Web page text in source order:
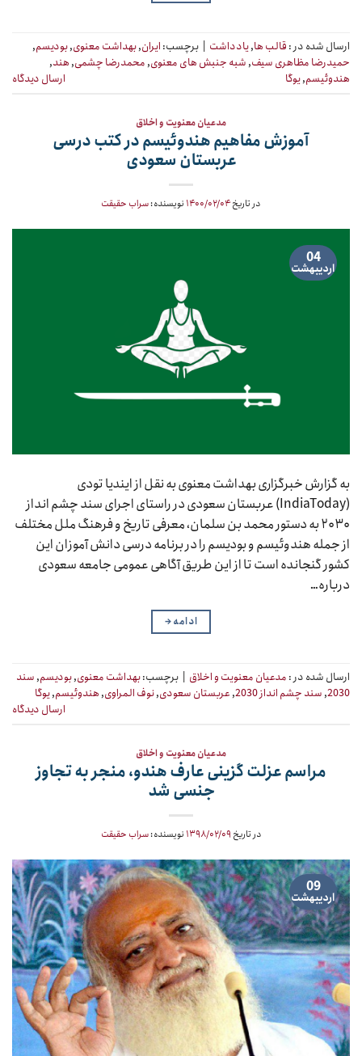
ارسال شده در : قالب ها,یادداشت | برچسب: ایران,بهداشت معنوی,بودیسم,
حمیدرضا مظاهری سیف, شبه جنبش های معنوی, محمدرضا چشمی, هند,
هندوئیسم,یوگا ارسال دیدگاه
مدعیان معنویت و اخلاق
آموزش مفاهیم هندوئیسم در کتب درسی
عربستان سعودی
در تاریخ۱۴۰۰/۰۲/۰۴ نویسنده:سراب حقیقت
04
اردیبهشت
به گزارش خبرگزاری بهداشت معنوی به نقل از ایندیا تودی
(IndiaToday) عربستان سعودی در راستای اجرای سند چشم انداز
۲۰۳۰ به دستور محمد بن سلمان، معرفی تاریخ و فرهنگ ملل مختلف
از جمله هندوئیسم و بودیسم را در برنامه درسی دانش آموزان این
کشور گنجانده است تا از این طریق آگاهی عمومی جامعه سعودی
درباره…
ادامه→
ارسال شده در : مدعیان معنویت و اخلاق | برچسب:بهداشت معنوی,بودیسم, سند
2030
, سند چشم انداز 2030 , عربستان سعودی,نوف المراوی, هندوئیسم,یوگا
ارسال دیدگاه
مدعیان معنویت و اخلاق
مراسم عزلت گزینی عارف هندو، منجر به تجاوز
جنسی شد
در تاریخ ۱۳۹۸/۰۲/۰۹ نویسنده:سراب حقیقت
09
اردیبهشت